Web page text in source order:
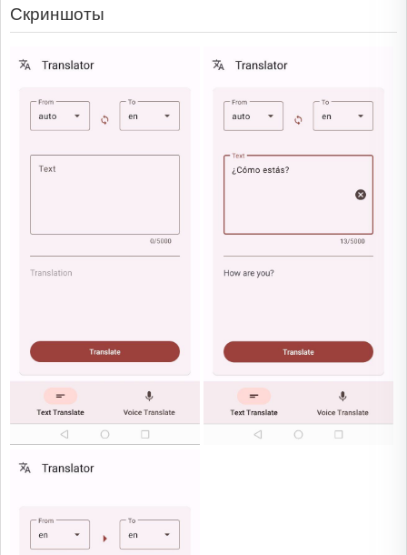
Скриншоты